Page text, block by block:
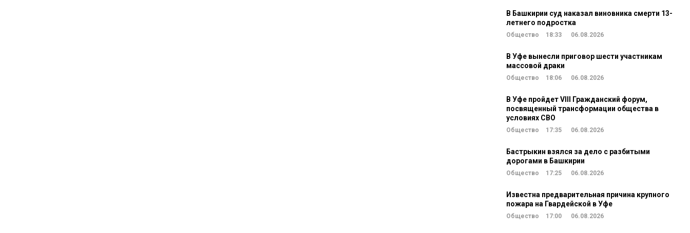
В Башкирии суд наказал виновника смерти 13-
летнего подростка
Общество 18:33 06.08.2026
В Уфе вынесли приговор шести участникам
массовой драки
Общество 18:06 06.08.2026
В Уфе пройдет VIII Гражданский форум,
посвященный трансформации общества в
условиях СВО
Общество 17:35 06.08.2026
Бастрыкин взялся за дело с разбитыми
дорогами в Башкирии
Общество 17:25 06.08.2026
Известна предварительная причина крупного
пожара на Гвардейской в Уфе
Общество 17:00 06.08.2026